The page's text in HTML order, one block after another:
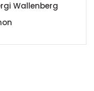
Wallenberg